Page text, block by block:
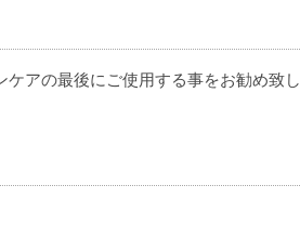
アの最後にご使用する事をお勧め致し